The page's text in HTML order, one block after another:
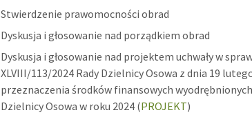
Stwierdzenie prawomocności obrad
Dyskusja i głosowanie nad porządkiem obrad
Dyskusja i głosowanie nad projektem uchwały w
XLVIII/113/2024 Rady Dzielnicy Osowa z dnia 19
przeznaczenia środków finansowych
Dzielnicy Osowa w roku 2024 (PROJEKT)